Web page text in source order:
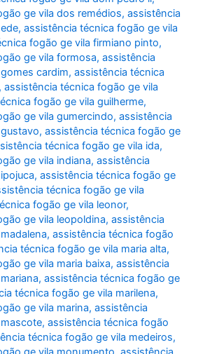
ge vila dos remédios,assistência
,assistência técnica fogão ge vila
fogão ge vila firmiano pinto,
ge vila formosa,assistência
cardim,assistência técnica
,assistência técnica fogão ge vila
fogão ge vila guilherme,
ge vila gumercindo,assistência
,assistência técnica fogão ge
técnica fogão ge vila ida,
ge vila indiana,assistência
,assistência técnica fogão ge
técnica fogão ge vila
fogão ge vila leonor,
ge vila leopoldina,assistência
,assistência técnica fogão
técnica fogão ge vila maria alta,
ge vila maria baixa,assistência
,assistência técnica fogão ge
técnica fogão ge vila marilena,
ge vila marina,assistência
,assistência técnica fogão
técnica fogão ge vila medeiros,